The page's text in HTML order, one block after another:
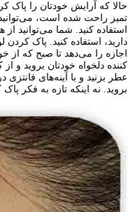
حالا که آرایش خودتان را پاک
تمیز راحت شده است،
استفاده کنید. شما می‌توانید
دارید، استفاده کنید. پاک
اجازه را می‌دهد تا صبح که
کننده دلخواه خودتان بروید و
عطر بزنید و با آینه‌های
بروید. نه اینکه تازه به فکر